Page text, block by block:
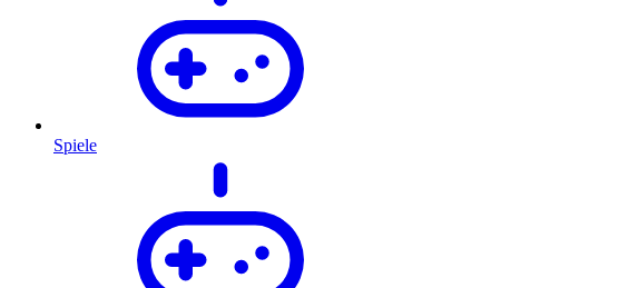
Spiele